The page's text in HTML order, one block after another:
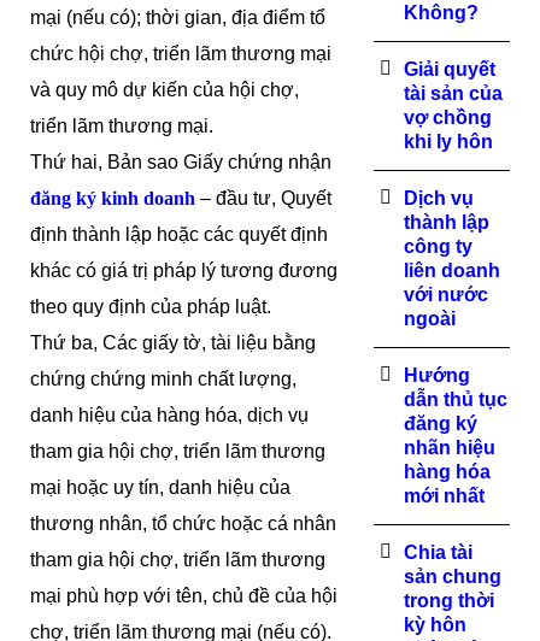
mại (nếu có); thời gian, địa điểm tổ
chức hội chợ, triển lãm thương mại
và quy mô dự kiến của hội chợ,
triển lãm thương mại.
Thứ hai, Bản sao Giấy chứng nhận
đăng ký kinh doanh – đầu tư, Quyết
định thành lập hoặc các quyết định
khác có giá trị pháp lý tương đương
theo quy định của pháp luật.
Thứ ba, Các giấy tờ, tài liệu bằng
chứng chứng minh chất lượng,
danh hiệu của hàng hóa, dịch vụ
tham gia hội chợ, triển lãm thương
mại hoặc uy tín, danh hiệu của
thương nhân, tổ chức hoặc cá nhân
tham gia hội chợ, triển lãm thương
mại phù hợp với tên, chủ đề của hội
chợ, triển lãm thương mại (nếu có).
Không?
Giải quyết
tài sản của
vợ chồng
khi ly hôn
Dịch vụ
thành lập
công ty
liên doanh
với nước
ngoài
Hướng
dẫn thủ tục
đăng ký
nhãn hiệu
hàng hóa
mới nhất
Chia tài
sản chung
trong thời
kỳ hôn